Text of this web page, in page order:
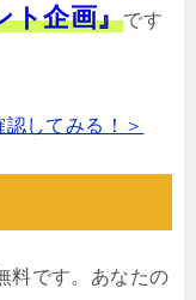
ト企画』です
してみる！＞
料です。あなたの